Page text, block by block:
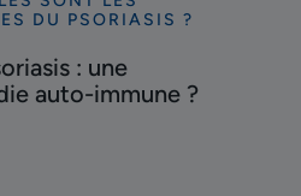
DU PSORIASIS ?
: une
auto-immune ?